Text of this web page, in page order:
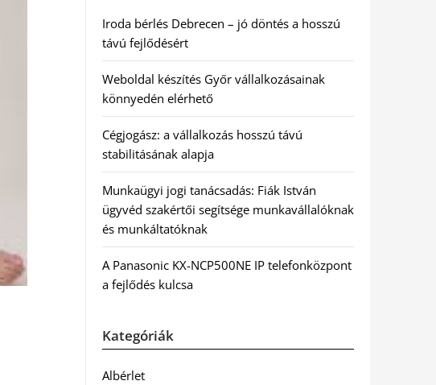
Iroda bérlés Debrecen – jó döntés a hosszú
távú fejlődésért
Weboldal készítés Győr vállalkozásainak
könnyedén elérhető
Cégjogász: a vállalkozás hosszú távú
stabilitásának alapja
Munkaügyi jogi tanácsadás: Fiák István
ügyvéd szakértői segítsége munkavállalóknak
és munkáltatóknak
A Panasonic KX-NCP500NE IP telefonközpont
a fejlődés kulcsa
Kategóriák
Albérlet